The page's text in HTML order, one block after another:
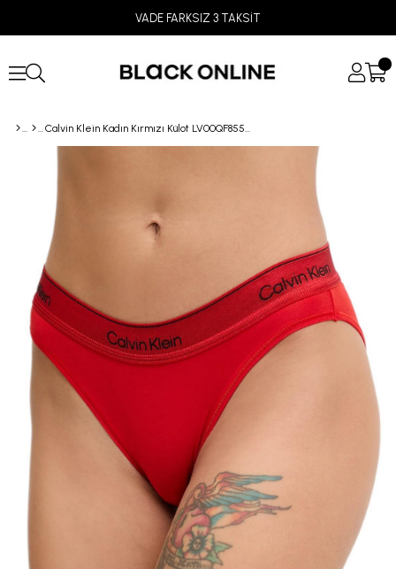
VADE FARKSIZ 3 TAKSİT
Calvin Klein Kadın Kırmızı Külot LV00QF8550